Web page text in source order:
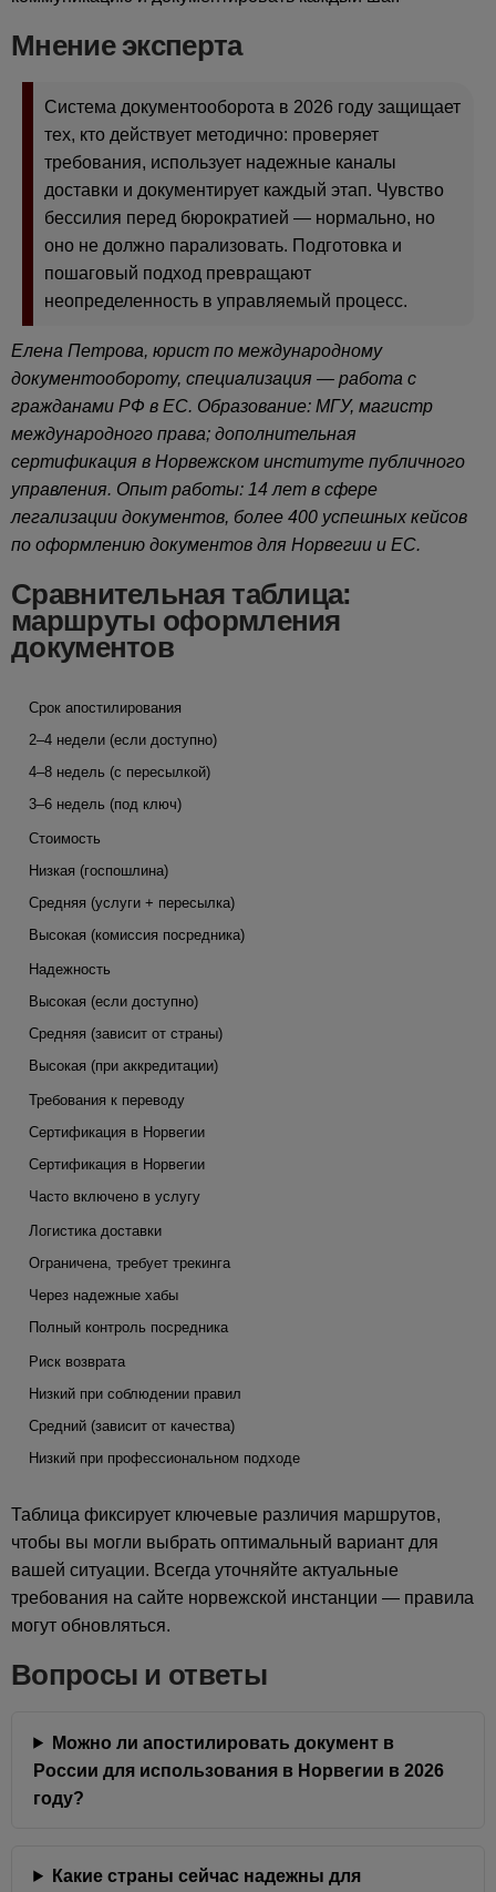
Мнение эксперта
Система документооборота в 2026 году защищает
тех, кто действует методично: проверяет
требования, использует надежные каналы
доставки и документирует каждый этап. Чувство
бессилия перед бюрократией — нормально, но
оно не должно парализовать. Подготовка и
пошаговый подход превращают
неопределенность в управляемый процесс.
Елена Петрова, юрист по международному
документообороту, специализация — работа с
гражданами РФ в ЕС. Образование: МГУ, магистр
международного права; дополнительная
сертификация в Норвежском институте публичного
управления. Опыт работы: 14 лет в сфере
легализации документов, более 400 успешных кейсов
по оформлению документов для Норвегии и ЕС.
Сравнительная таблица:
маршруты оформления
документов
Срок апостилирования
2–4 недели (если доступно)
4–8 недель (с пересылкой)
3–6 недель (под ключ)
Стоимость
Низкая (госпошлина)
Средняя (услуги + пересылка)
Высокая (комиссия посредника)
Надежность
Высокая (если доступно)
Средняя (зависит от страны)
Высокая (при аккредитации)
Требования к переводу
Сертификация в Норвегии
Сертификация в Норвегии
Часто включено в услугу
Логистика доставки
Ограничена, требует трекинга
Через надежные хабы
Полный контроль посредника
Риск возврата
Низкий при соблюдении правил
Средний (зависит от качества)
Низкий при профессиональном подходе
Таблица фиксирует ключевые различия маршрутов,
чтобы вы могли выбрать оптимальный вариант для
вашей ситуации. Всегда уточняйте актуальные
требования на сайте норвежской инстанции — правила
могут обновляться.
Вопросы и ответы
Можно ли апостилировать документ в
России для использования в Норвегии в 2026
году?
Какие страны сейчас надежны для